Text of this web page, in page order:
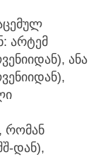
არტემ
ანა
რომან
დან),